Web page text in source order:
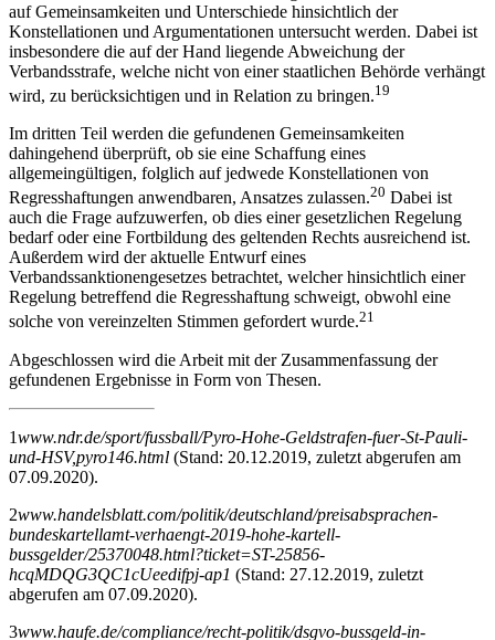
Im Rahmen des zweiten Teils sollen die gewonnenen Erkenntnisse
auf Gemeinsamkeiten und Unterschiede hinsichtlich der
Konstellationen und Argumentationen untersucht werden. Dabei ist
insbesondere die auf der Hand liegende Abweichung der
Verbandsstrafe, welche nicht von einer staatlichen Behörde verhängt
Im dritten Teil werden die gefundenen Gemeinsamkeiten
dahingehend überprüft, ob sie eine Schaffung eines
allgemeingültigen, folglich auf jedwede Konstellationen von
Regresshaftungen anwendbaren, Ansatzes zulassen.20Dabei ist
auch die Frage aufzuwerfen, ob dies einer gesetzlichen Regelung
bedarf oder eine Fortbildung des geltenden Rechts ausreichend ist.
Außerdem wird der aktuelle Entwurf eines
Verbandssanktionengesetzes betrachtet, welcher hinsichtlich einer
Regelung betreffend die Regresshaftung schweigt, obwohl eine
Abgeschlossen wird die Arbeit mit der Zusammenfassung der
1www.ndr.de/sport/fussball/Pyro-Hohe-Geldstrafen-fuer-St-Pauli-
und-HSV,pyro146.html
2www.handelsblatt.com/politik/deutschland/preisabsprachen-
bundeskartellamt-verhaengt-2019-hohe-kartell-
bussgelder/25370048.html?ticket=ST-25856-
hcqMDQG3QC1cUeedifpj-ap1